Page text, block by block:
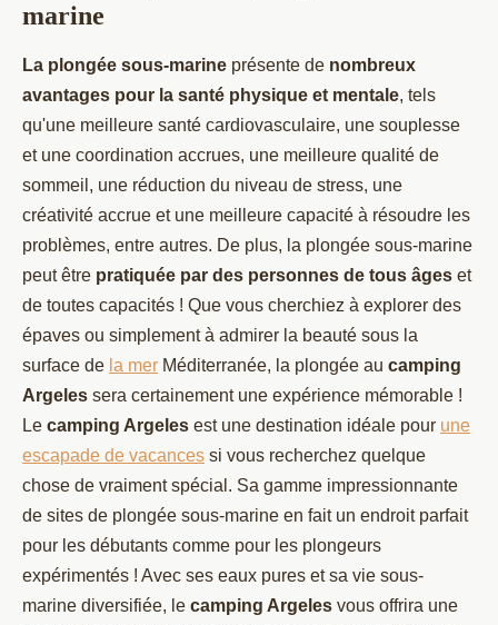
marine
La plongée sous-marine présente de nombreux
avantages pour la santé physique et mentale, tels
qu'une meilleure santé cardiovasculaire, une souplesse
et une coordination accrues, une meilleure qualité de
sommeil, une réduction du niveau de stress, une
créativité accrue et une meilleure capacité à résoudre les
problèmes, entre autres. De plus, la plongée sous-marine
peut être pratiquée par des personnes de tous âges et
de toutes capacités ! Que vous cherchiez à explorer des
épaves ou simplement à admirer la beauté sous la
surface de la mer Méditerranée, la plongée au camping
Argeles sera certainement une expérience mémorable !
Le camping Argeles est une destination idéale pour une
escapade de vacances si vous recherchez quelque
chose de vraiment spécial. Sa gamme impressionnante
de sites de plongée sous-marine en fait un endroit parfait
pour les débutants comme pour les plongeurs
expérimentés ! Avec ses eaux pures et sa vie sous-
marine diversifiée, le camping Argeles vous offrira une